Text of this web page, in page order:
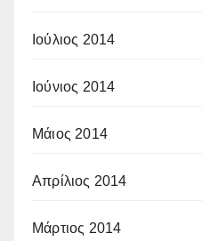
Ιούλιος 2014
Ιούνιος 2014
Μάιος 2014
Απρίλιος 2014
Μάρτιος 2014